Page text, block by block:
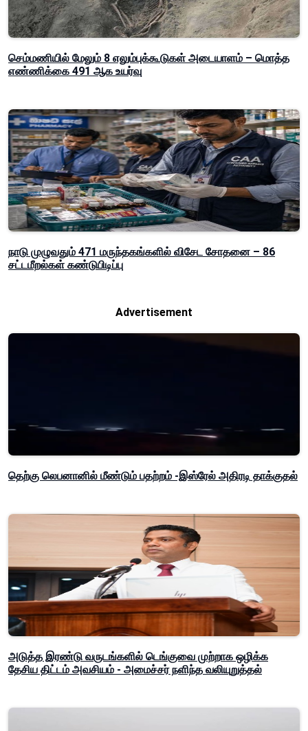
செம்மணியில் மேலும் 8 எலும்புக்கூடுகள் அடையாளம் – மொத்த
எண்ணிக்கை 491 ஆக உயர்வு
நாடு முழுவதும் 471 மருந்தகங்களில் விசேட சோதனை – 86
சட்டமீறல்கள் கண்டுபிடிப்பு
Advertisement
தெற்கு லெபனானில் மீண்டும் பதற்றம் -இஸ்ரேல் அதிரடி தாக்குதல்
அடுத்த இரண்டு வருடங்களில் டெங்குவை முற்றாக ஒழிக்க
தேசிய திட்டம் அவசியம் - அமைச்சர் நளிந்த வலியுறுத்தல்